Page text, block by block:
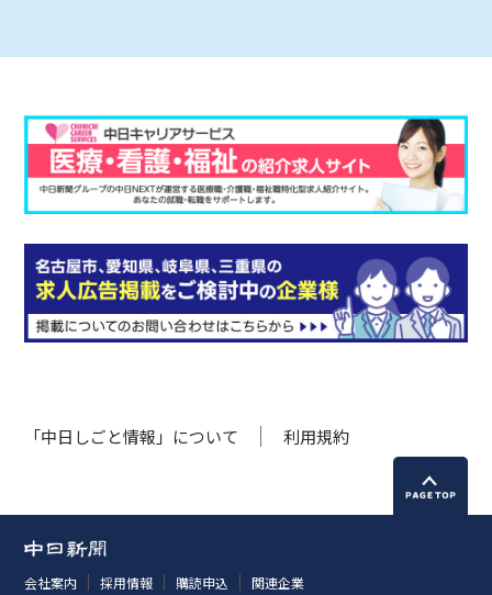
「中日しごと情報」について 利用規約
会社案内 採用情報 購読申込 関連企業